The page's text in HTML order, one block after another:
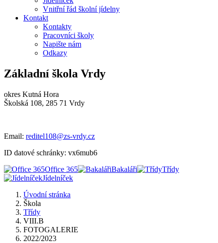
Vnitřní řád školní jídelny
Kontakt
Kontakty
Pracovníci školy
Napište nám
Odkazy
Základní škola Vrdy
okres Kutná Hora
Školská 108, 285 71 Vrdy
Email: reditel108@zs-vrdy.cz
ID datové schránky: vx6mub6
Office 365
Bakaláři
Třídy
Jídelníček
Úvodní stránka
Škola
Třídy
VIII.B
FOTOGALERIE
2022/2023